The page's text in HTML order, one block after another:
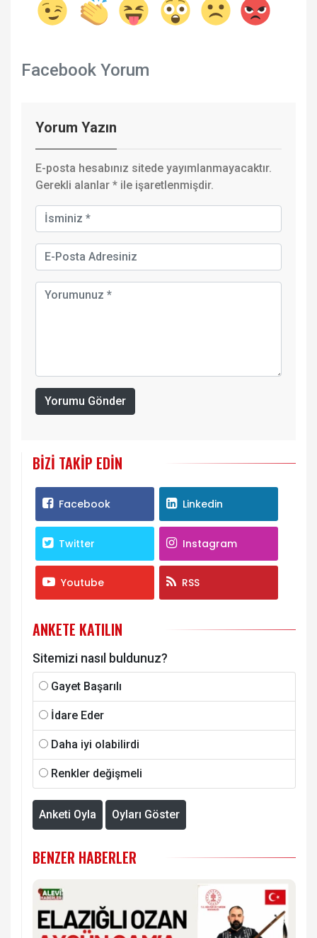
Facebook Yorum
Yorum Yazın
E-posta hesabınız sitede yayımlanmayacaktır.
Gerekli alanlar * ile işaretlenmişdir.
Yorumu Gönder
BIZI TAKIP EDIN
Facebook Linkedin
Twitter Instagram
Youtube RSS
ANKETE KATILIN
Sitemizi nasıl buldunuz?
Gayet Başarılı
İdare Eder
Daha iyi olabilirdi
Renkler değişmeli
Anketi Oyla Oyları Göster
BENZER HABERLER